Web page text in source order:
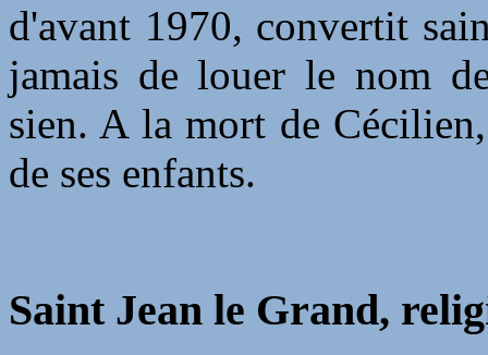
d'avant 1970, convertit
jamais de louer le nom
sien. A la mort de
de ses enfants.
Saint Jean le Grand,